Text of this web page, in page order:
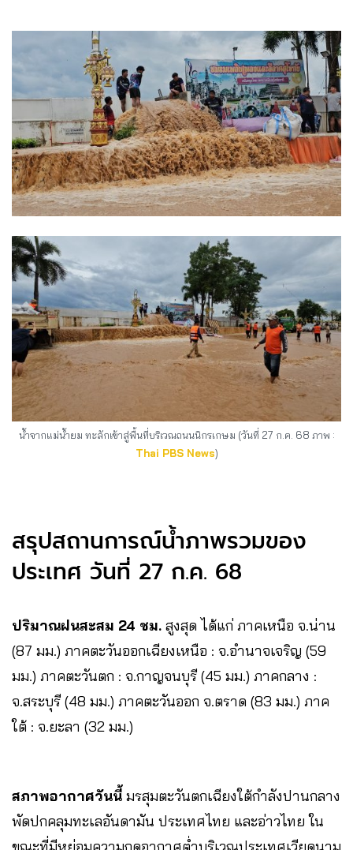
น้ำจากแม่น้ำยม ทะลักเข้าสู่พื้นที่บริเวณถนนนิกรเกษม (วันที่ 27 ก.ค. 68 ภาพ :
Thai PBS News)
สรุปสถานการณ์น้ำภาพรวมของ
ประเทศ วันที่ 27 ก.ค. 68
ปริมาณฝนสะสม 24 ชม. สูงสุด ได้แก่ ภาคเหนือ จ.น่าน
(87 มม.) ภาคตะวันออกเฉียงเหนือ : จ.อำนาจเจริญ (59
มม.) ภาคตะวันตก : จ.กาญจนบุรี (45 มม.) ภาคกลาง :
จ.สระบุรี (48 มม.) ภาคตะวันออก จ.ตราด (83 มม.) ภาค
ใต้ : จ.ยะลา (32 มม.)
สภาพอากาศวันนี้ มรสุมตะวันตกเฉียงใต้กำลังปานกลาง
พัดปกคลุมทะเลอันดามัน ประเทศไทย และอ่าวไทย ใน
ขณะที่มีหย่อมความกดอากาศต่ำบริเวณประเทศเวียดนาม